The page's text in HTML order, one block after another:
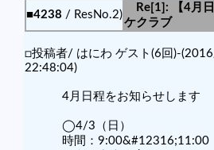
■4238 / ResNo.2)
Re[1]: 【4月
ケクラブ
□投稿者/ はにわ ゲスト(6回)-
22:48:04)
4月日程をお知らせします
◯4/3（日）
時間：9:00&#12316;11:00